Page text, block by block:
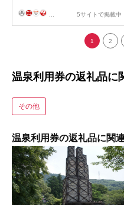
5サイトで掲載中
1 2
温泉利用券の返礼品に
その他
温泉利用券の返礼品に関